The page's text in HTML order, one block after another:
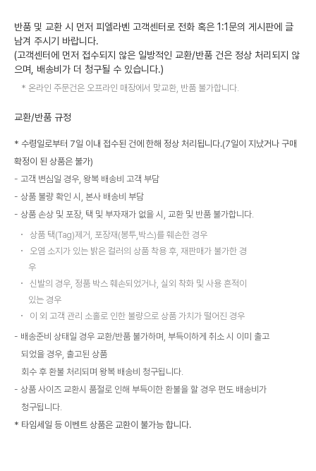
반품 및 교환 시 먼저 피엘라벤 고객센터로 전화 혹은 1:1문의 게시판에 글
남겨 주시기 바랍니다.
(고객센터에 먼저 접수되지 않은 일방적인 교환/반품 건은 정상 처리되지 않
으며, 배송비가 더 청구될 수 있습니다.)
온라인 주문건은 오프라인 매장에서 맞교환, 반품 불가합니다.
교환/반품 규정
* 수령일로부터 7일 이내 접수된 건에 한해 정상 처리됩니다.(7일이 지났거나 구매
확정이 된 상품은 불가)
고객 변심일 경우, 왕복 배송비 고객 부담
상품 불량 확인 시, 본사 배송비 부담
상품 손상 및 포장, 택 및 부자재가 없을 시, 교환 및 반품 불가합니다.
상품 택(Tag)제거, 포장재(봉투,박스)를 훼손한 경우
오염 소지가 있는 밝은 컬러의 상품 착용 후, 재판매가 불가한 경
우
신발의 경우, 정품 박스 훼손되었거나, 실외 착화 및 사용 흔적이
있는 경우
이 외 고객 관리 소홀로 인한 불량으로 상품 가치가 떨어진 경우
배송준비 상태일 경우 교환/반품 불가하며, 부득이하게 취소 시 이미 출고
되었을 경우, 출고된 상품
회수 후 환불 처리되며 왕복 배송비 청구됩니다.
상품 사이즈 교환시 품절로 인해 부득이한 환불을 할 경우 편도 배송비가
청구됩니다.
* 타임세일 등 이벤트 상품은 교환이 불가능 합니다.